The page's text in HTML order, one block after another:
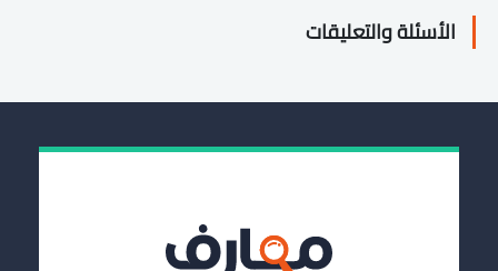
الأسئلة والتعليقات